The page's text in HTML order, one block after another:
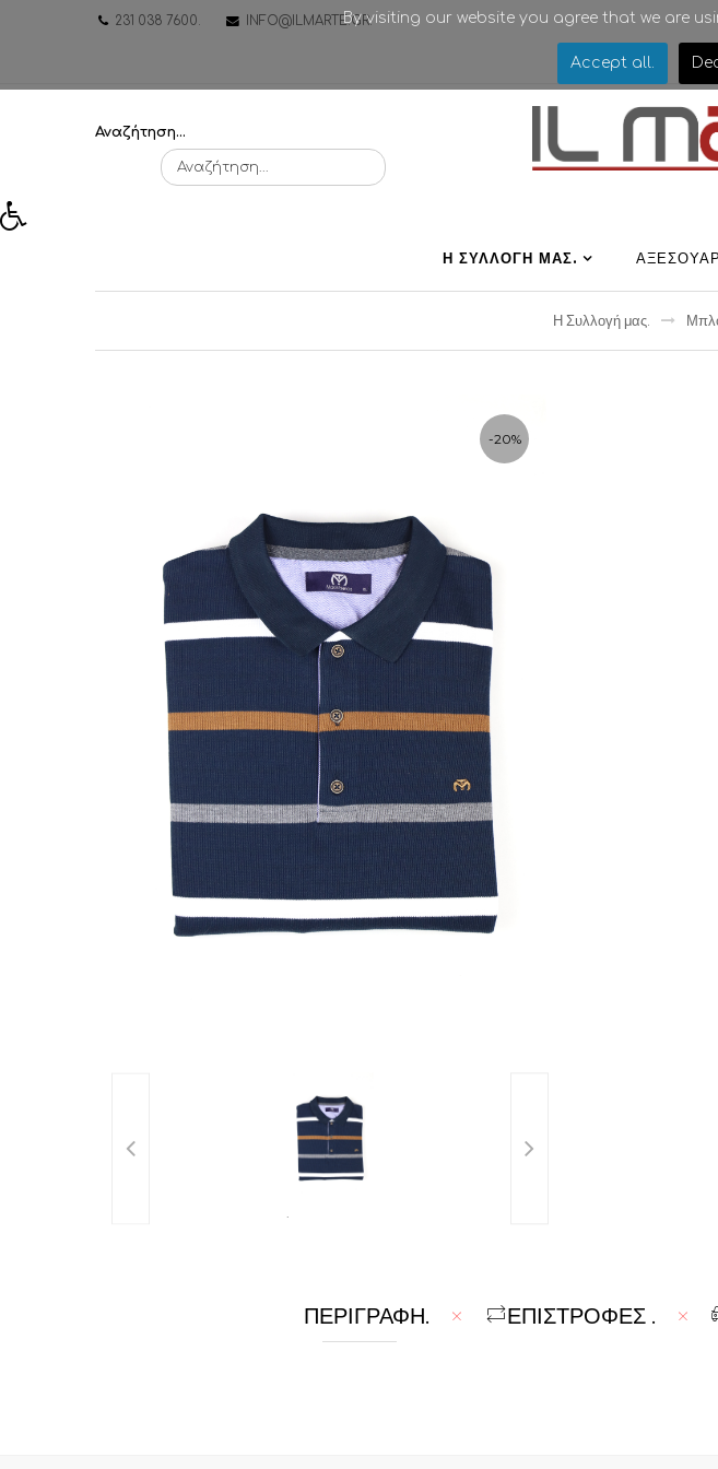
231 038 7600. INFO@ILMARTE.GR.
Αναζήτηση...
Η ΣΥΛΛΟΓΉ ΜΑΣ. ΑΞΕΣΟΥΑΡ
Η Συλλογή μας.
-20%
.
ΠΕΡΙΓΡΑΦΉ. ΕΠΙΣΤΡΟΦΕΣ .
By visiting our website you agree that we are
Accept all.